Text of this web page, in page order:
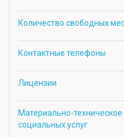
Количество свободных
Контактные телефоны
Лицензии
Материально-
социальных услуг